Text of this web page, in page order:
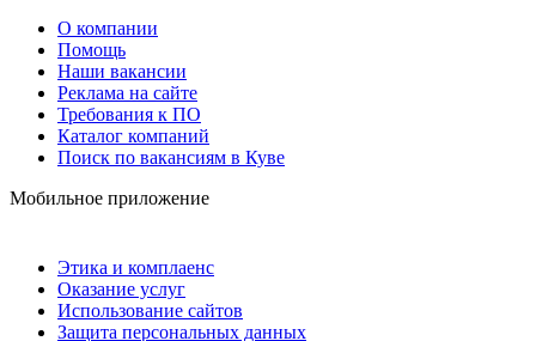
О компании
Помощь
Наши вакансии
Реклама на сайте
Требования к ПО
Каталог компаний
Поиск по вакансиям в Куве
Мобильное приложение
Этика и комплаенс
Оказание услуг
Использование сайтов
Защита персональных данных